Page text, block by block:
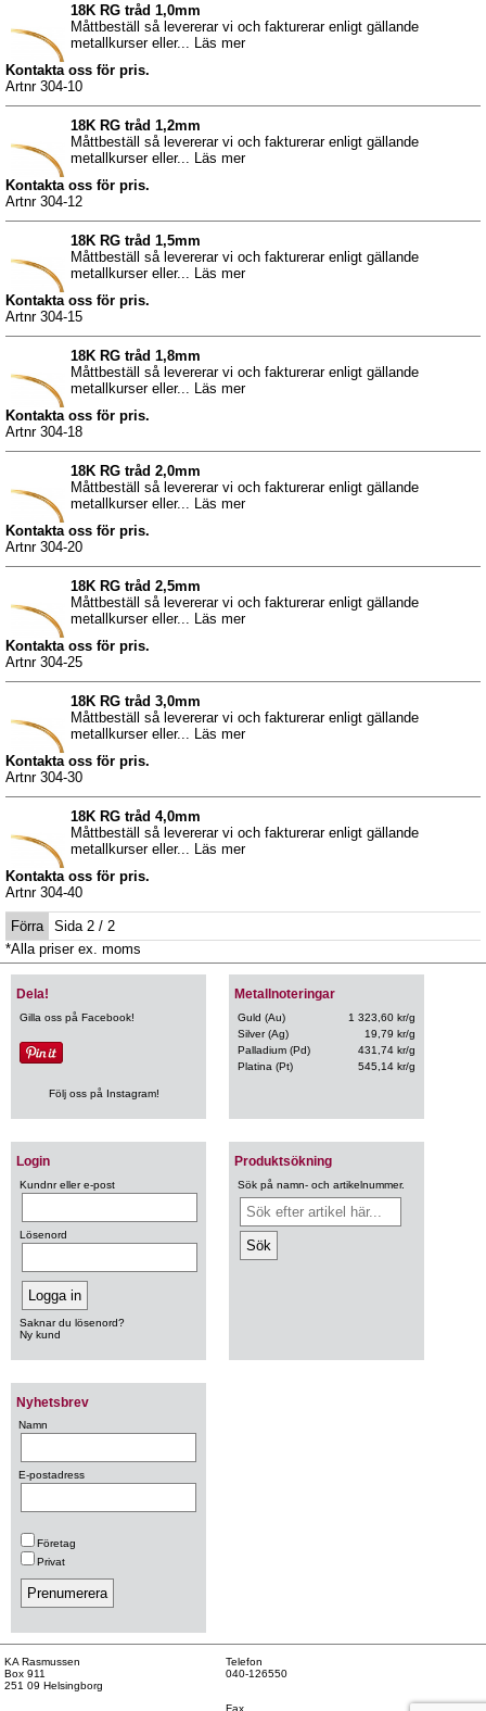
18K RG tråd 1,0mm
Måttbeställ så levererar vi och fakturerar enligt gällande
metallkurser eller... Läs mer
Kontakta oss för pris.
Artnr 304-10
18K RG tråd 1,2mm
Måttbeställ så levererar vi och fakturerar enligt gällande
metallkurser eller... Läs mer
Kontakta oss för pris.
Artnr 304-12
18K RG tråd 1,5mm
Måttbeställ så levererar vi och fakturerar enligt gällande
metallkurser eller... Läs mer
Kontakta oss för pris.
Artnr 304-15
18K RG tråd 1,8mm
Måttbeställ så levererar vi och fakturerar enligt gällande
metallkurser eller... Läs mer
Kontakta oss för pris.
Artnr 304-18
18K RG tråd 2,0mm
Måttbeställ så levererar vi och fakturerar enligt gällande
metallkurser eller... Läs mer
Kontakta oss för pris.
Artnr 304-20
18K RG tråd 2,5mm
Måttbeställ så levererar vi och fakturerar enligt gällande
metallkurser eller... Läs mer
Kontakta oss för pris.
Artnr 304-25
18K RG tråd 3,0mm
Måttbeställ så levererar vi och fakturerar enligt gällande
metallkurser eller... Läs mer
Kontakta oss för pris.
Artnr 304-30
18K RG tråd 4,0mm
Måttbeställ så levererar vi och fakturerar enligt gällande
metallkurser eller... Läs mer
Kontakta oss för pris.
Artnr 304-40
Förra
Sida 2 / 2
*Alla priser ex. moms
Metallnoteringar
Guld (Au)
1 323,60 kr/g
Silver (Ag)
19,79 kr/g
Palladium (Pd)
431,74 kr/g
Platina (Pt)
545,14 kr/g
Login
Kundnr eller e-post
Lösenord
Saknar du lösenord?
Ny kund
Produktsökning
Sök på namn- och artikelnummer.
Nyhetsbrev
Namn
E-postadress
Företag
Privat
Dela!
Gilla oss på Facebook!
Följ oss på Instagram!
KA Rasmussen
Box 911
251 09 Helsingborg
Telefon
040-126550
Fax